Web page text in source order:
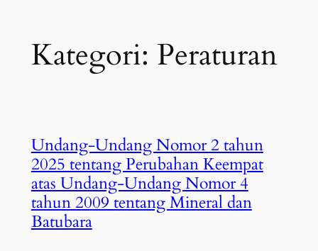
Kategori: Peraturan
Undang-Undang Nomor 2 tahun
2025 tentang Perubahan Keempat
atas Undang-Undang Nomor 4
tahun 2009 tentang Mineral dan
Batubara